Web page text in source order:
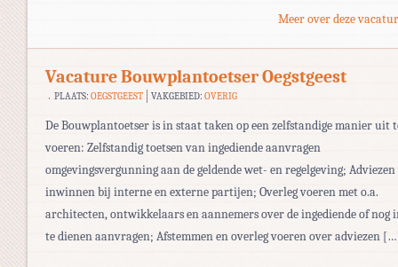
Meer over deze
Vacature Bouwplantoetser Oegstgeest
PLAATS: OEGSTGEEST VAKGEBIED:OVERIG
De Bouwplantoetser is in staat taken op een zelfstandige manier uit
voeren: Zelfstandig toetsen van ingediende aanvragen
omgevingsvergunning aan de geldende wet- en regelgeving; Adviezen
inwinnen bij interne en externe partijen; Overleg voeren met o.a.
architecten, ontwikkelaars en aannemers over de ingediende of nog
te dienen aanvragen; Afstemmen en overleg voeren over adviezen